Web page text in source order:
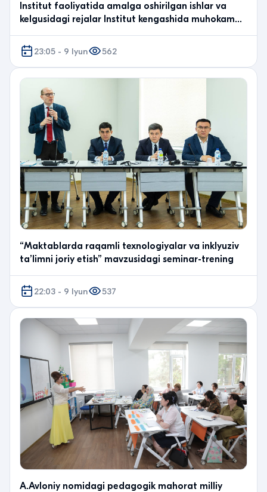
Institut faoliyatida amalga oshirilgan ishlar va
kelgusidagi rejalar Institut kengashida muhokama
23:05 - 9 Iyun
562
“Maktablarda raqamli texnologiyalar va inklyuziv
ta’limni joriy etish” mavzusidagi seminar-trening
22:03 - 9 Iyun 537
A.Avloniy nomidagi pedagogik mahorat milliy